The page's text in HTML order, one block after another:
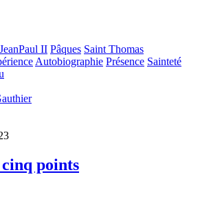
JeanPaul II Pâques Saint Thomas
Autobiographie Présence Sainteté
points